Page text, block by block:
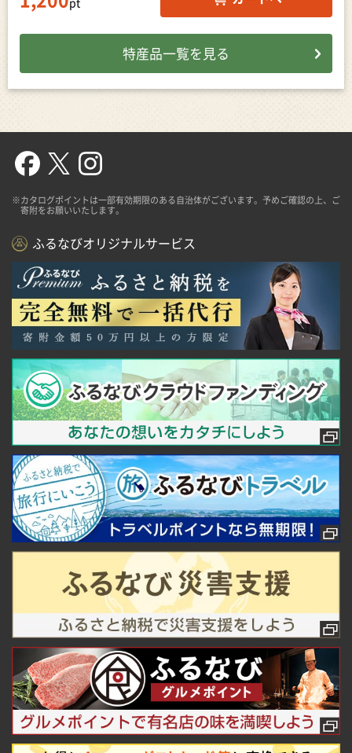
特産品一覧を見る
※カタログポイントは一部有効期限のある自治体がございます。予めご確認の上、ご
寄附をお願いいたします。
ふるなびオリジナルサービス